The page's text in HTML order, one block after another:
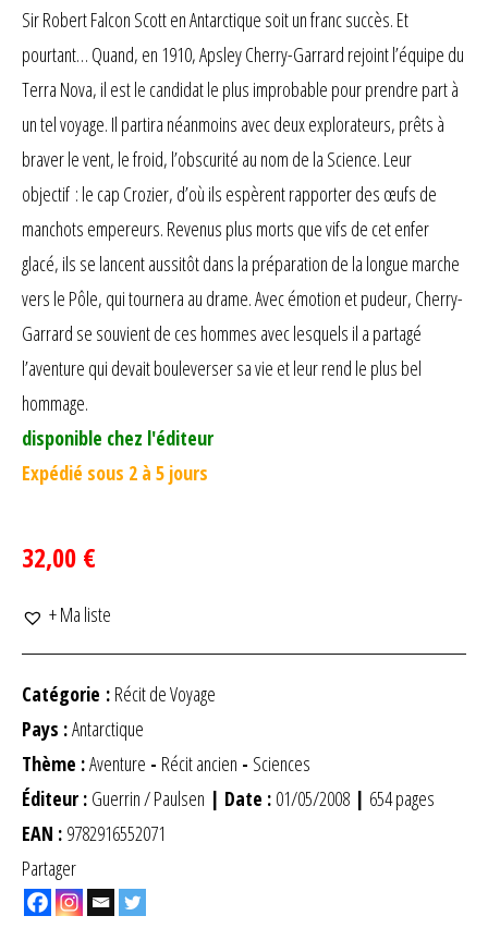
Sir Robert Falcon Scott en Antarctique soit un franc succès. Et
pourtant… Quand, en 1910, Apsley Cherry-Garrard rejoint l’équipe du
Terra Nova, il est le candidat le plus improbable pour prendre part à
un tel voyage. Il partira néanmoins avec deux explorateurs, prêts à
braver le vent, le froid, l’obscurité au nom de la Science. Leur
objectif : le cap Crozier, d’où ils espèrent rapporter des œufs de
manchots empereurs. Revenus plus morts que vifs de cet enfer
glacé, ils se lancent aussitôt dans la préparation de la longue marche
vers le Pôle, qui tournera au drame. Avec émotion et pudeur, Cherry-
Garrard se souvient de ces hommes avec lesquels il a partagé
l’aventure qui devait bouleverser sa vie et leur rend le plus bel
hommage.
disponible chez l'éditeur
Expédié sous 2 à 5 jours
32,00 €
+ Ma liste
Catégorie : Récit de Voyage
Pays :Antarctique
Thème :Aventure - Récit ancien - Sciences
Éditeur : Guerrin / Paulsen | Date : 01/05/2008 | 654 pages
EAN : 9782916552071
Partager